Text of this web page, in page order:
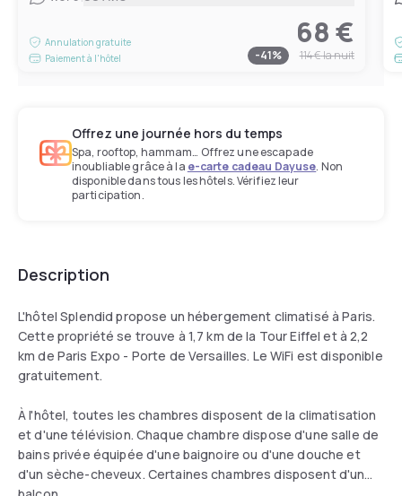
Annulation gratuite
Paiement à l'hôtel
68 €
-41% 114 €la nuit
Offrez une journée hors du temps
Spa, rooftop, hammam… Offrez une escapade
inoubliable grâce à la e-carte cadeau Dayuse. Non
disponible dans tous les hôtels. Vérifiez leur
participation.
Description
L'hôtel Splendid propose un hébergement climatisé à Paris.
Cette propriété se trouve à 1,7 km de la Tour Eiffel et à 2,2
km de Paris Expo - Porte de Versailles. Le WiFi est disponible
gratuitement.
À l'hôtel, toutes les chambres disposent de la climatisation
et d'une télévision. Chaque chambre dispose d'une salle de
bains privée équipée d'une baignoire ou d'une douche et
d'un sèche-cheveux. Certaines chambres disposent d'un